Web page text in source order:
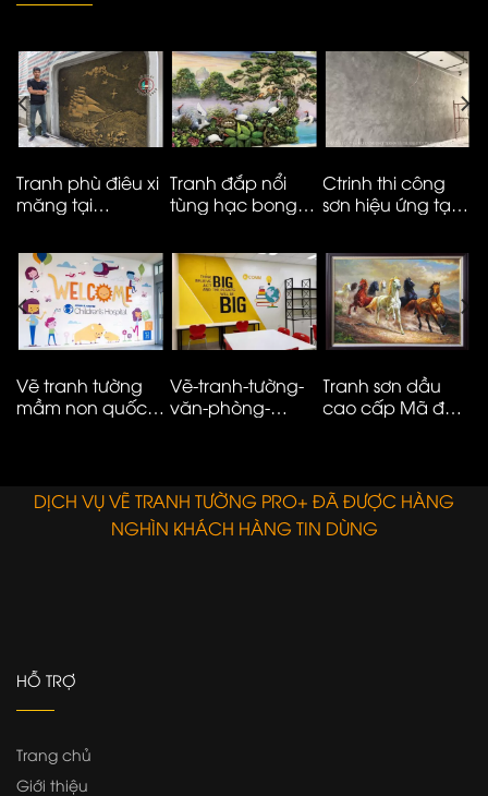
Tranh phù điêu xi
măng tại
City
Tranh đắp nổi
tùng hạc bong
Ctrinh thi công
sơn hiệu ứng tại
Vẽ tranh tường
mầm non quốc
Vẽ-tranh-tường-
văn-phòng-
Tranh sơn dầu
cao cấp Mã đáo
DỊCH VỤ VẼ TRANH TƯỜNG PRO+ ĐÃ ĐƯỢC HÀNG
NGHÌN KHÁCH HÀNG TIN DÙNG
HỖ TRỢ
Trang chủ
Giới thiệu